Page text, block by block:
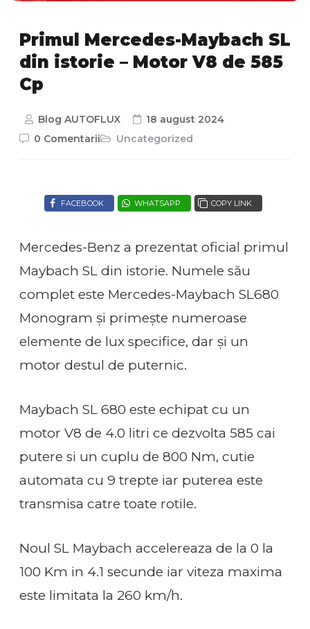
Primul Mercedes-Maybach SL
din istorie – Motor V8 de 585
Cp
Blog AUTOFLUX
18 august 2024
0 Comentarii
Uncategorized
FACEBOOK WHATSAPP COPY LINK
Mercedes-Benz a prezentat oficial primul
Maybach SL din istorie. Numele său
complet este Mercedes-Maybach SL680
Monogram și primește numeroase
elemente de lux specifice, dar și un
motor destul de puternic.
Maybach SL 680 este echipat cu un
motor V8 de 4.0 litri ce dezvolta 585 cai
putere si un cuplu de 800 Nm, cutie
automata cu 9 trepte iar puterea este
transmisa catre toate rotile.
Noul SL Maybach accelereaza de la 0 la
100 Km in 4.1 secunde iar viteza maxima
este limitata la 260 km/h.